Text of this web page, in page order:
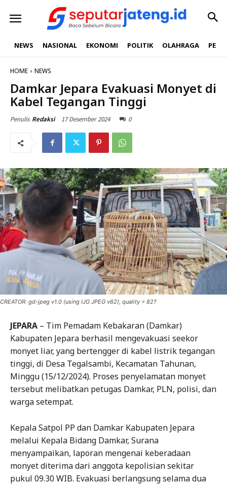
NEWS NASIONAL EKONOMI POLITIK OLAHRAGA
HOME NEWS
Damkar Jepara Evakuasi Monyet di
Kabel Tegangan Tinggi
Penulis Redaksi 17 Desember 2024 0
CREATOR: gd-jpeg v1.0 (using IJG JPEG v62), quality = 82?
JEPARA – Tim Pemadam Kebakaran (Damkar)
Kabupaten Jepara berhasil mengevakuasi seekor
monyet liar, yang bertengger di kabel listrik tegangan
tinggi, di Desa Tegalsambi, Kecamatan Tahunan,
Minggu (15/12/2024). Proses penyelamatan monyet
tersebut melibatkan petugas Damkar, PLN, polisi, dan
warga setempat.
Kepala Satpol PP dan Damkar Kabupaten Jepara
melalui Kepala Bidang Damkar, Surana
menyampaikan, laporan mengenai keberadaan
monyet diterima dari anggota kepolisian sekitar
pukul 09.30 WIB. Evakuasi berlangsung selama dua